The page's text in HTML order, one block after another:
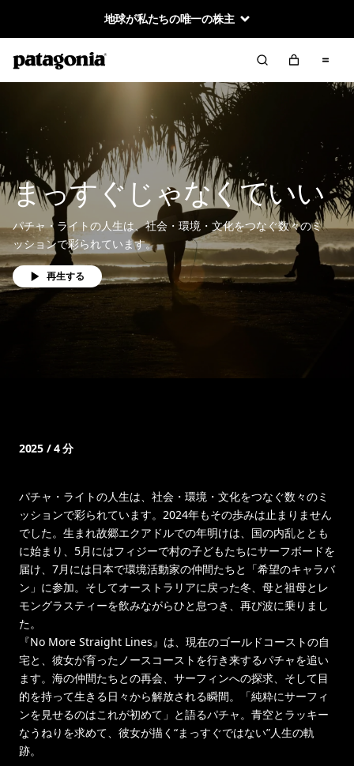
地球が私たちの唯一の株主
まっすぐじゃなくていい
パチャ・ライトの人生は、社会・環境・文化をつなぐ数々のミ
ッションで彩られています。
再生する
2025 / 4 分
パチャ・ライトの人生は、社会・環境・文化をつなぐ数々のミ
ッションで彩られています。2024年もその歩みは止まりません
でした。生まれ故郷エクアドルでの年明けは、国の内乱ととも
に始まり、5月にはフィジーで村の子どもたちにサーフボードを
届け、7月には日本で環境活動家の仲間たちと「希望のキャラバ
ン」に参加。そしてオーストラリアに戻った冬、母と祖母とレ
モングラスティーを飲みながらひと息つき、再び波に乗りまし
た。
『No More Straight Lines』は、現在のゴールドコーストの自
宅と、彼女が育ったノースコーストを行き来するパチャを追い
ます。海の仲間たちとの再会、サーフィンへの探求、そして目
的を持って生きる日々から解放される瞬間。「純粋にサーフィ
ンを見せるのはこれが初めて」と語るパチャ。青空とラッキー
なうねりを求めて、彼女が描く“まっすぐではない”人生の軌
跡。